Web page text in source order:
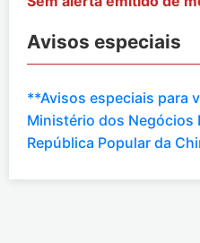
Avisos especiais
**Avisos especiais para
Ministério dos Negócios
República Popular da